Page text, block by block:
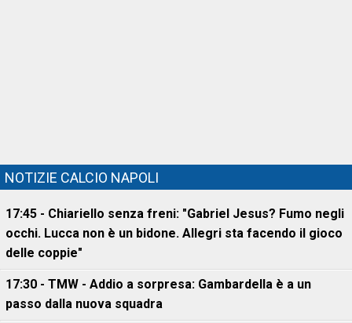
NOTIZIE CALCIO NAPOLI
17:45 - Chiariello senza freni: "Gabriel Jesus? Fumo negli
occhi. Lucca non è un bidone. Allegri sta facendo il gioco
delle coppie"
17:30 - TMW - Addio a sorpresa: Gambardella è a un
passo dalla nuova squadra